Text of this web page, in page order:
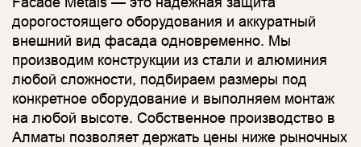
дорогостоящего оборудования и аккуратный
внешний вид фасада одновременно. Мы
производим конструкции из стали и алюминия
любой сложности, подбираем размеры под
конкретное оборудование и выполняем монтаж
на любой высоте. Собственное производство в
Алматы позволяет держать цены ниже рыночных